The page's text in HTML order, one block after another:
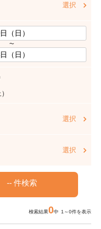
選択
〜
選択
選択
検索結果0中 1～0件を表示